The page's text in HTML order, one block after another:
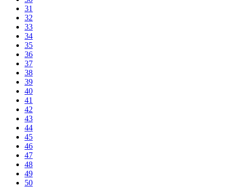
31
32
33
34
35
36
37
38
39
40
41
42
43
44
45
46
47
48
49
50